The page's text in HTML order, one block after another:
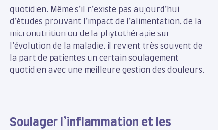
quotidien. Même s’il n’existe pas aujourd’hui
d’études prouvant l’impact de l’alimentation, de la
micronutrition ou de la phytothérapie sur
l’évolution de la maladie, il revient très souvent de
la part de patientes un certain soulagement
quotidien avec une meilleure gestion des douleurs.
Soulager l’inflammation et les